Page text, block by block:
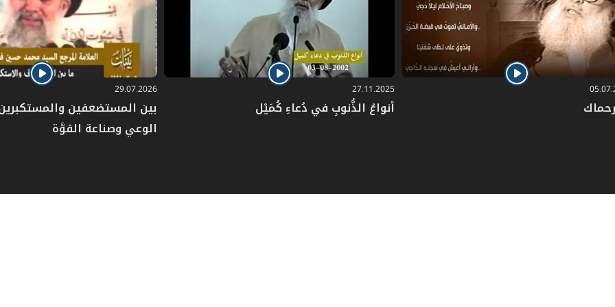
إلى مشاريع وتحتاج إلى مساعدات، وربما
تحتاج إلى المياتم أو إلى المستشفيات أو
أنَّ هذا الصوم الإسلامي هو الذي جعل
خط الجهاد، وهم جياع وعطاشى ويعانون
27.11.2025
أنواعُ الذُّنوبِ في دُعاءِ كُمَيْل
29.07.2026
بين المستضعفين
الوعي وصناعة القوَّة